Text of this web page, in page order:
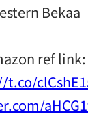
Bekaa
ref link: